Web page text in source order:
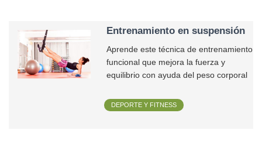
Entrenamiento en suspensión
Aprende este técnica de entrenamiento
funcional que mejora la fuerza y
equilibrio con ayuda del peso corporal
DEPORTE Y FITNESS